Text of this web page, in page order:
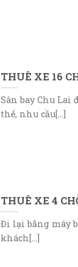
THUÊ XE 16
Sân bay Chu
thế, nhu cầu[...]
THUÊ XE 4
Đi lại bằng máy
khách[...]